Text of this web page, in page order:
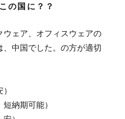
の国に？？
ウェア、オフィスウェアの
中国でした。の方が適切
納期可能）